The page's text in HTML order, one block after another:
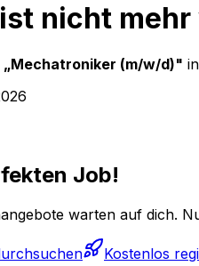
nicht
„Mechatroniker (m/w/d)"
Job!
warten auf dich.
Kostenlos